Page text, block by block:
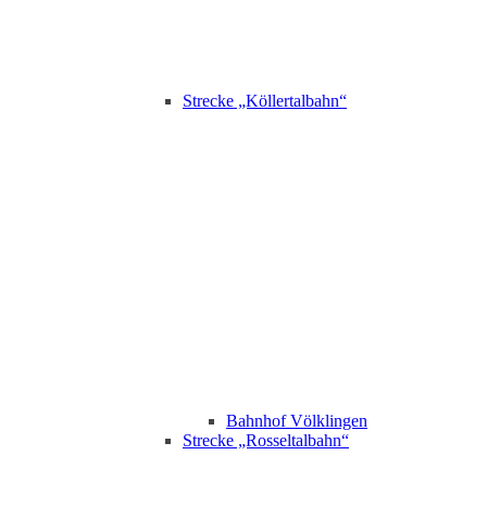
Strecke „Köllertalbahn“
Bahnhof Völklingen
Strecke „Rosseltalbahn“